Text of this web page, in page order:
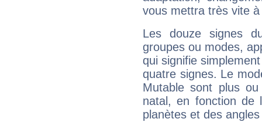
vous mettra très vite
Les douze signes
groupes ou modes,
qui signifie
quatre signes. Le
Mutable sont plus
natal, en fonction de
planètes et des